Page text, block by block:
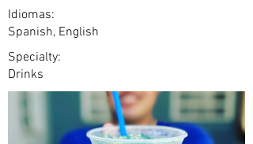
Idiomas:
Spanish, English
Specialty:
Drinks